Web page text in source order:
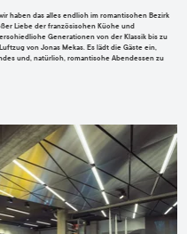
haben das alles endlich im romantischen Bezirk
Liebe der französischen Küche und
Generationen von der Klassik bis zu
von Jonas Mekas. Es lädt die Gäste ein,
und, natürlich, romantische Abendessen zu